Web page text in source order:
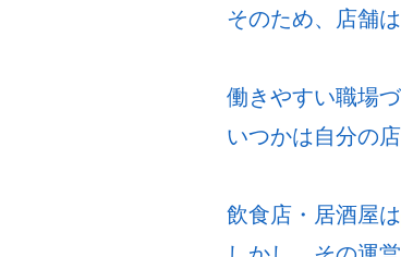
そのため、店舗
働きやすい職場
いつかは自分の
飲食店・居酒屋は